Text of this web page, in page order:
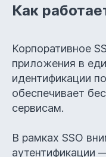
Как
Корпоративное
приложения в
идентификации
обеспечивает
сервисам.
В рамках SSO
аутентификации